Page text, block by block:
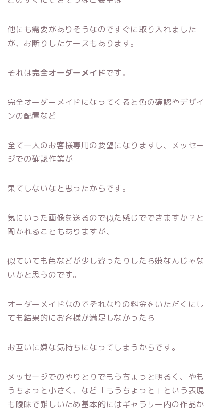
他にも需要がありそうなのですぐに取り入れました
が、お断りしたケースもあります。
それは完全オーダーメイドです。
完全オーダーメイドになってくると色の確認やデザイ
ンの配置など
全て一人のお客様専用の要望になりますし、メッセー
ジでの確認作業が
果てしないなと思ったからです。
気にいった画像を送るので似た感じでできますか？と
聞かれることもありますが、
似ていても色などが少し違ったりしたら嫌なんじゃな
いかと思うのです。
オーダーメイドなのでそれなりの料金をいただくにし
ても結果的にお客様が満足しなかったら
お互いに嫌な気持ちになってしまうからです。
メッセージでのやりとりでもうちょっと明るく、やも
うちょっと小さく、など「もうちょっと」という表現
も曖昧で難しいため基本的にはギャラリー内の作品か